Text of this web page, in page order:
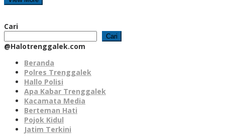
Cari
Cari
@Halotrenggalek.com
Beranda
Polres Trenggalek
Hallo Polisi
Apa Kabar Trenggalek
Kacamata Media
Berteman Hati
Pojok Kidul
Jatim Terkini